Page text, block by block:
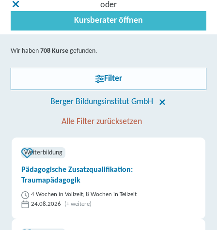
oder
Kursberater öffnen
Wir haben708 Kurse gefunden.
Filter
Berger Bildungsinstitut GmbH
Alle Filter zurücksetzen
Weiterbildung
Pädagogische Zusatzqualifikation:
Traumapädagogik
4 Wochen in Vollzeit; 8 Wochen in Teilzeit
24.08.2026
(+ weitere)